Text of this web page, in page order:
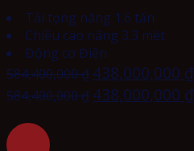
Tải tọng nâng 1.6 tấn
Chiều cao nâng 3.3 mét
Động cơ Điện
584,400,000₫ 438,000,000 ₫
584,400,000₫ 438,000,000 ₫